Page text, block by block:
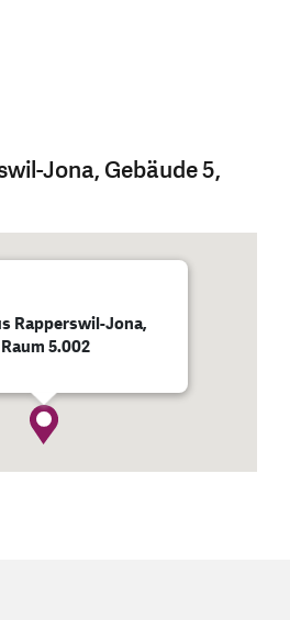
Jona, Gebäude 5,
Rapperswil-Jona,
5.002